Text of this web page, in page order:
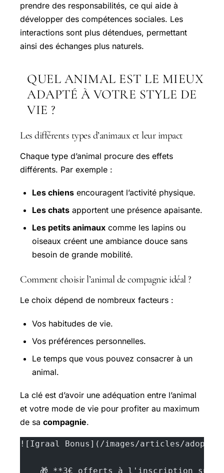
prendre des responsabilités, ce qui aide à
développer des compétences sociales. Les
interactions sont plus détendues, permettant
ainsi des échanges plus naturels.
QUEL ANIMAL EST LE MIEUX
ADAPTÉ À VOTRE STYLE DE
VIE ?
Les différents types d’animaux et leur impact
Chaque type d’animal procure des effets
différents. Par exemple :
Les chiens encouragent l’activité physique.
Les chats apportent une présence apaisante.
Les petits animaux comme les lapins ou
oiseaux créent une ambiance douce sans
besoin de grande mobilité.
Comment choisir l’animal de compagnie idéal ?
Le choix dépend de nombreux facteurs :
Vos habitudes de vie.
Vos préférences personnelles.
Le temps que vous pouvez consacrer à un
animal.
La clé est d’avoir une adéquation entre l’animal
et votre mode de vie pour profiter au maximum
de sa compagnie.
![Igraal Bonus](/images/articles/
🎁 **3€ offerts à l'inscription sur